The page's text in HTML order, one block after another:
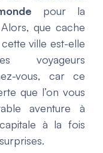
pour la
que cache
ville est-elle
voyageurs
vous, car ce
que l’on vous
aventure à
à la fois